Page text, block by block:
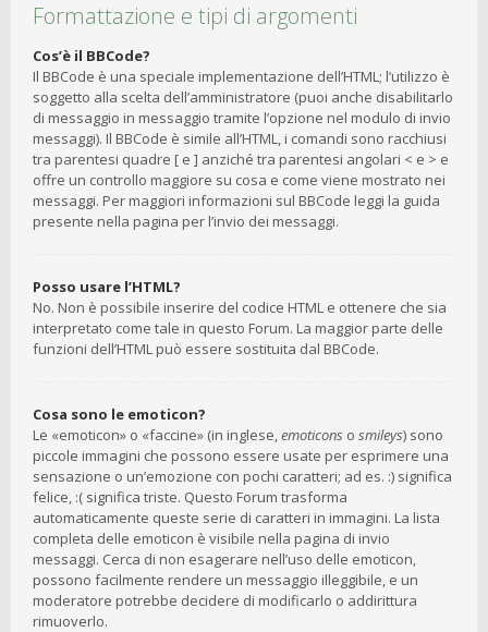
Formattazione e tipi di argomenti
Cos’è il BBCode?
Il BBCode è una speciale implementazione dell’HTML; l’utilizzo è
soggetto alla scelta dell’amministratore (puoi anche disabilitarlo
di messaggio in messaggio tramite l’opzione nel modulo di invio
messaggi). Il BBCode è simile all’HTML, i comandi sono racchiusi
tra parentesi quadre [ e ] anziché tra parentesi angolari < e > e
offre un controllo maggiore su cosa e come viene mostrato nei
messaggi. Per maggiori informazioni sul BBCode leggi la guida
presente nella pagina per l’invio dei messaggi.
Posso usare l’HTML?
No. Non è possibile inserire del codice HTML e ottenere che sia
interpretato come tale in questo Forum. La maggior parte delle
funzioni dell’HTML può essere sostituita dal BBCode.
Cosa sono le emoticon?
Le «emoticon» o «faccine» (in inglese,emoticons o smileys) sono
piccole immagini che possono essere usate per esprimere una
sensazione o un’emozione con pochi caratteri; ad es. :) significa
felice, :( significa triste. Questo Forum trasforma
automaticamente queste serie di caratteri in immagini. La lista
completa delle emoticon è visibile nella pagina di invio
messaggi. Cerca di non esagerare nell’uso delle emoticon,
possono facilmente rendere un messaggio illeggibile, e un
moderatore potrebbe decidere di modificarlo o addirittura
rimuoverlo.